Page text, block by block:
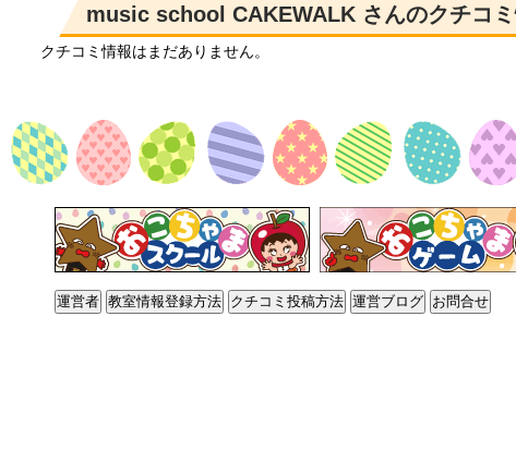
music school CAKEWALK さんのクチコミ
クチコミ情報はまだありません。